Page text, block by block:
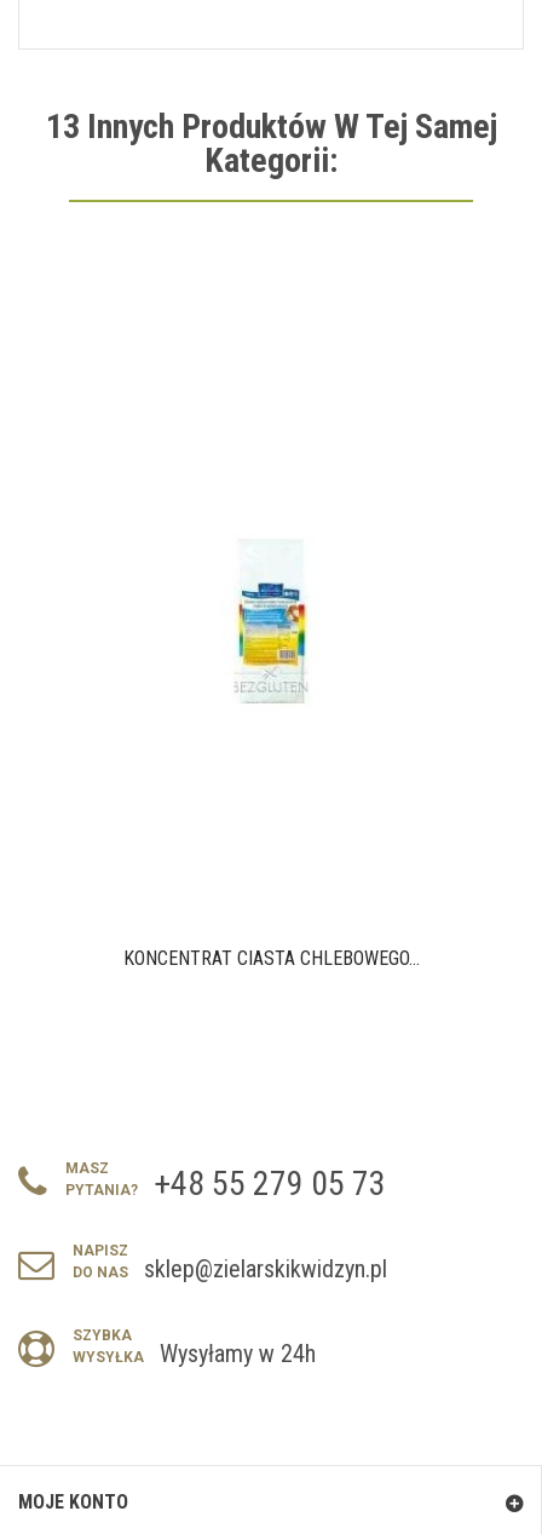
13 Innych Produktów W Tej Samej
Kategorii:
KONCENTRAT CIASTA CHLEBOWEGO...
MASZ
PYTANIA?
+48 55 279 05 73
NAPISZ
DO NAS
sklep@zielarskikwidzyn.pl
SZYBKA
WYSYŁKA
Wysyłamy w 24h
MOJE KONTO